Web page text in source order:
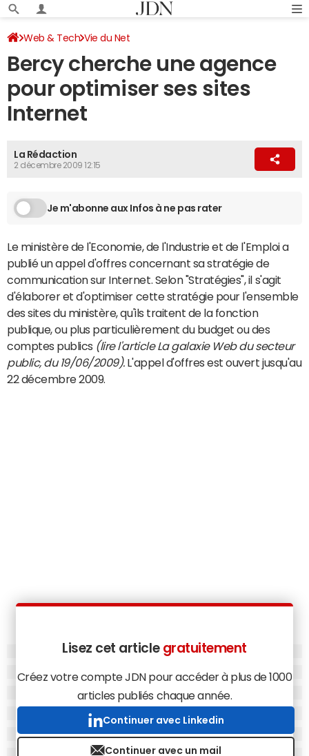
Web & Tech Vie du Net
Bercy cherche une agence
pour optimiser ses sites
Internet
La Rédaction
2 décembre 2009 12:15
Je m'abonne aux Infos à ne pas rater
Le ministère de l'Economie, de l'Industrie et de l'Emploi a
publié un appel d'offres concernant sa stratégie de
communication sur Internet. Selon "Stratégies", il s'agit
d'élaborer et d'optimiser cette stratégie pour l'ensemble
des sites du ministère, qu'ils traitent de la fonction
publique, ou plus particulièrement du budget ou des
comptes publics (lire l'article La galaxie Web du secteur
public, du 19/06/2009). L'appel d'offres est ouvert jusqu'au
22 décembre 2009.
Lisez cet article gratuitement
Créez votre compte JDN pour accéder à plus de 1000
articles publiés chaque année.
Continuer avec Linkedin
Continuer avec un mail